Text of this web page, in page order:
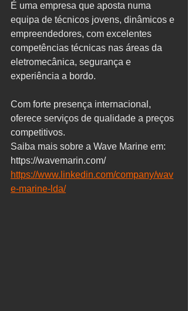
É uma empresa que aposta numa
equipa de técnicos jovens, dinâmicos e
empreendedores, com excelentes
competências técnicas nas áreas da
eletromecânica, segurança e
experiência a bordo.
Com forte presença internacional,
oferece serviços de qualidade a preços
competitivos.
Saiba mais sobre a Wave Marine em:
https://wavemarin.com/
https://www.linkedin.com/company/wav
e-marine-lda/